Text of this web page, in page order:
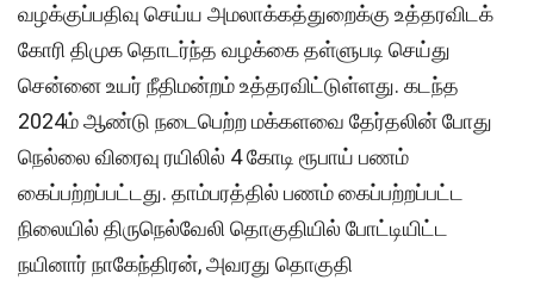
வழக்குப்பதிவு செய்ய அமலாக்கத்துறைக்கு உத்தரவிடக்
கோரி திமுக தொடர்ந்த வழக்கை தள்ளுபடி செய்து
சென்னை உயர் நீதிமன்றம் உத்தரவிட்டுள்ளது. கடந்த
2024ம் ஆண்டு நடைபெற்ற மக்களவை தேர்தலின் போது
நெல்லை விரைவு ரயிலில் 4 கோடி ரூபாய் பணம்
கைப்பற்றப்பட்டது. தாம்பரத்தில் பணம் கைப்பற்றப்பட்ட
நிலையில் திருநெல்வேலி தொகுதியில் போட்டியிட்ட
நயினார் நாகேந்திரன், அவரது தொகுதி